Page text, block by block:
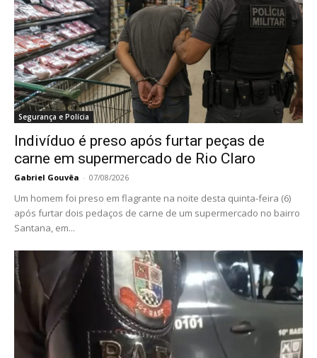
Segurança e Polícia
Indivíduo é preso após furtar peças de
carne em supermercado de Rio Claro
Gabriel Gouvêa - 07/08/2026
Um homem foi preso em flagrante na noite desta quinta-feira (6)
após furtar dois pedaços de carne de um supermercado no bairro
Santana, em...